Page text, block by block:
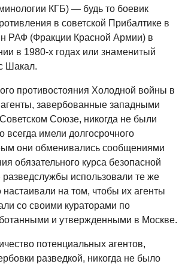
КГБ) — будь то боевик
в советской Прибалтике в
РАФ (Фракции Красной Армии) в
в 1980-х годах или знаменитый
Шакал.
противостояния Холодной войны в
завербованные западными
Союзе, никогда не были
всегда имели долгосрочного
они обменивались сообщениями
обязательного курса безопасной
разведслужбы использовали те же
на том, чтобы их агенты
со своими кураторами по
и утвержденными в Москве.
потенциальных агентов,
разведкой, никогда не было